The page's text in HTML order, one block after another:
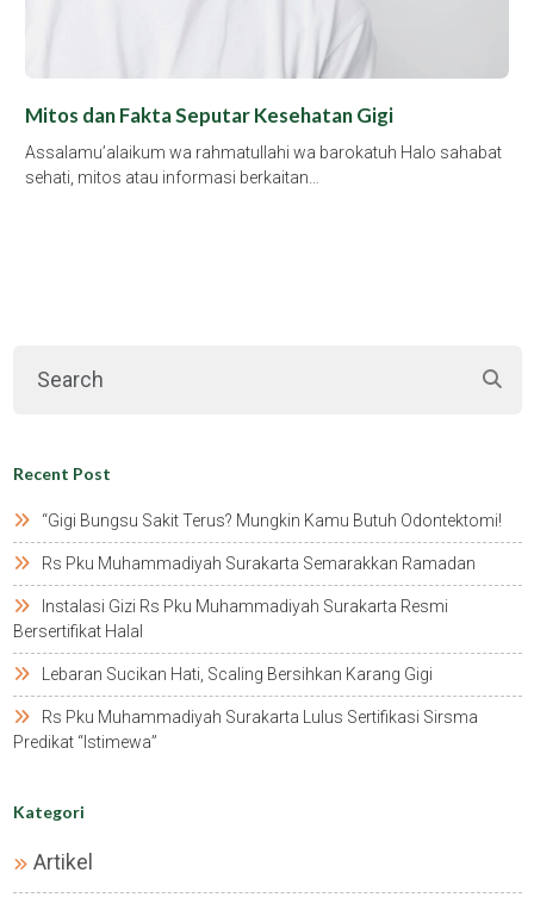
Mitos dan Fakta Seputar Kesehatan Gigi
Assalamu’alaikum wa rahmatullahi wa barokatuh Halo sahabat
sehati, mitos atau informasi berkaitan…
Recent Post
“gigi Bungsu Sakit Terus? Mungkin Kamu Butuh Odontektomi!
Rs Pku Muhammadiyah Surakarta Semarakkan Ramadan
Instalasi Gizi Rs Pku Muhammadiyah Surakarta Resmi
Bersertifikat Halal
Lebaran Sucikan Hati, Scaling Bersihkan Karang Gigi
Rs Pku Muhammadiyah Surakarta Lulus Sertifikasi Sirsma
Predikat “istimewa”
Kategori
Artikel